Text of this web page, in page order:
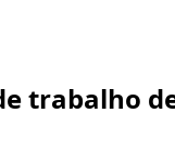
trabalho